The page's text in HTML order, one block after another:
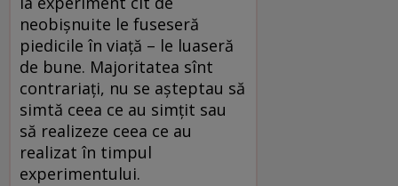
neobișnuite le fuseseră
piedicile în viață – le luaseră
de bune. Majoritatea sînt
contrariați, nu se așteptau să
simtă ceea ce au simțit sau
să realizeze ceea ce au
realizat în timpul
experimentului.